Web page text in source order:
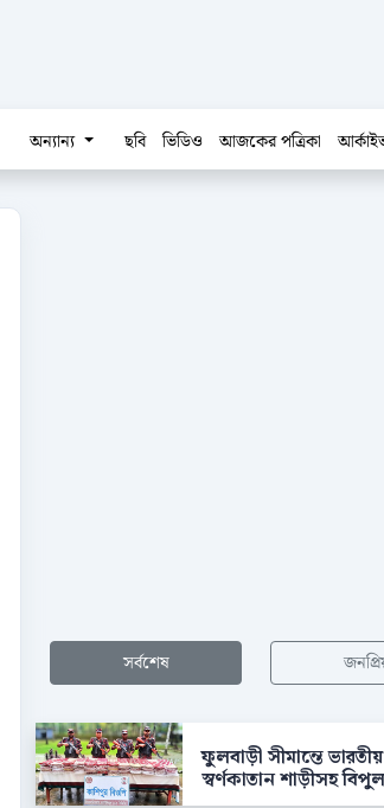
অন্যান্য ছবি ভিডিও আজকের পত্রিকা
সর্বশেষ
ফুলবাড়ী সীমান্তে ভারতীয়
স্বর্ণকাতান শাড়ীসহ